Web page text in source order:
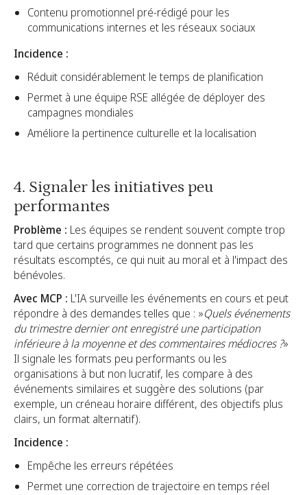
Contenu promotionnel pré-rédigé pour les
communications internes et les réseaux sociaux
Incidence :
Réduit considérablement le temps de planification
Permet à une équipe RSE allégée de déployer des
campagnes mondiales
Améliore la pertinence culturelle et la localisation
4. Signaler les initiatives peu
performantes
Problème : Les équipes se rendent souvent compte trop
tard que certains programmes ne donnent pas les
résultats escomptés, ce qui nuit au moral et à l'impact des
bénévoles.
Avec MCP : L'IA surveille les événements en cours et peut
répondre à des demandes telles que : »Quels événements
du trimestre dernier ont enregistré une participation
inférieure à la moyenne et des commentaires médiocres ?»
Il signale les formats peu performants ou les
organisations à but non lucratif, les compare à des
événements similaires et suggère des solutions (par
exemple, un créneau horaire différent, des objectifs plus
clairs, un format alternatif).
Incidence :
Empêche les erreurs répétées
Permet une correction de trajectoire en temps réel